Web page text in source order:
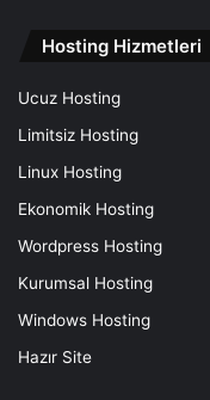
Hosting Hizmetleri
Ucuz Hosting
Limitsiz Hosting
Linux Hosting
Ekonomik Hosting
Wordpress Hosting
Kurumsal Hosting
Windows Hosting
Hazır Site